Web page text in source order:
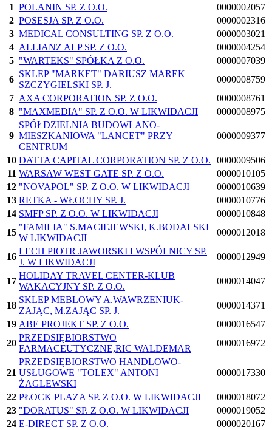
1 POLANIN SP. Z O.O.
0000002057
2 POSESJA SP. Z O.O.
0000002316
3 MEDICAL CONSULTING SP. Z O.O.
0000003021
4 ALLIANZ ALP SP. Z O.O.
0000004254
5 "WARTEKS" SPÓŁKA Z O.O.
0000007039
6
SKLEP "MARKET" DARIUSZ MAREK
SZCZYGIELSKI SP. J.
0000008759
7 AXA CORPORATION SP. Z O.O.
0000008761
8 "MAXMEDIA" SP. Z O.O. W LIKWIDACJI 0000008975
9
SPÓŁDZIELNIA BUDOWLANO-
MIESZKANIOWA "LANCET" PRZY
CENTRUM
0000009377
10 DATTA CAPITAL CORPORATION SP. Z O.O.
0000009506
11 WARSAW WEST GATE SP. Z O.O.
0000010105
12 "NOVAPOL" SP. Z O.O. W LIKWIDACJI
0000010639
13 RETKA - WŁOCHY SP. J.
0000010776
14 SMFP SP. Z O.O. W LIKWIDACJI
0000010848
15
"FAMILIA" S.MACIEJEWSKI, K.BODALSKI
W LIKWIDACJI
0000012018
16
LECH PIOTR JAWORSKI I WSPÓLNICY SP.
J. W LIKWIDACJI
0000012949
17
HOLIDAY TRAVEL CENTER-KLUB
WAKACYJNY SP. Z O.O.
0000014047
18
SKLEP MEBLOWY A.WAWRZENIUK-
ZAJĄC, M.ZAJĄC SP. J.
0000014371
19 ABE PROJEKT SP. Z O.O.
0000016547
20
PRZEDSIĘBIORSTWO
FARMACEUTYCZNE,RIC WALDEMAR
0000016972
21
PRZEDSIĘBIORSTWO HANDLOWO-
USŁUGOWE "TOLEX" ANTONI
ŻAGLEWSKI
0000017330
22 PŁOCK PLAZA SP. Z O.O. W LIKWIDACJI
0000018072
23 "DORATUS" SP. Z O.O. W LIKWIDACJI
0000019052
24 E-DIRECT SP. Z O.O. 0000020167